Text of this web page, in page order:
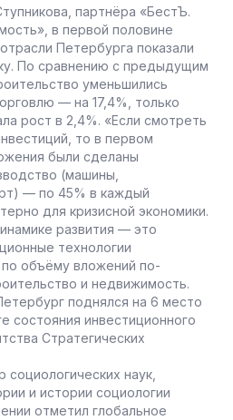
партнёра «БестЪ.
в первой половине
Петербурга показали
По сравнению с предыдущим
уменьшились
— на 17,4%, только
рост в 2,4%. «Если смотреть
то в первом
были сделаны
(машины,
— по 45% в каждый
для кризисной экономики.
развития — это
технологии
по объёму вложений по-
и недвижимость.
поднялся на 6 место
состояния инвестиционного
Стратегических
наук,
и истории социологии
отметил глобальное